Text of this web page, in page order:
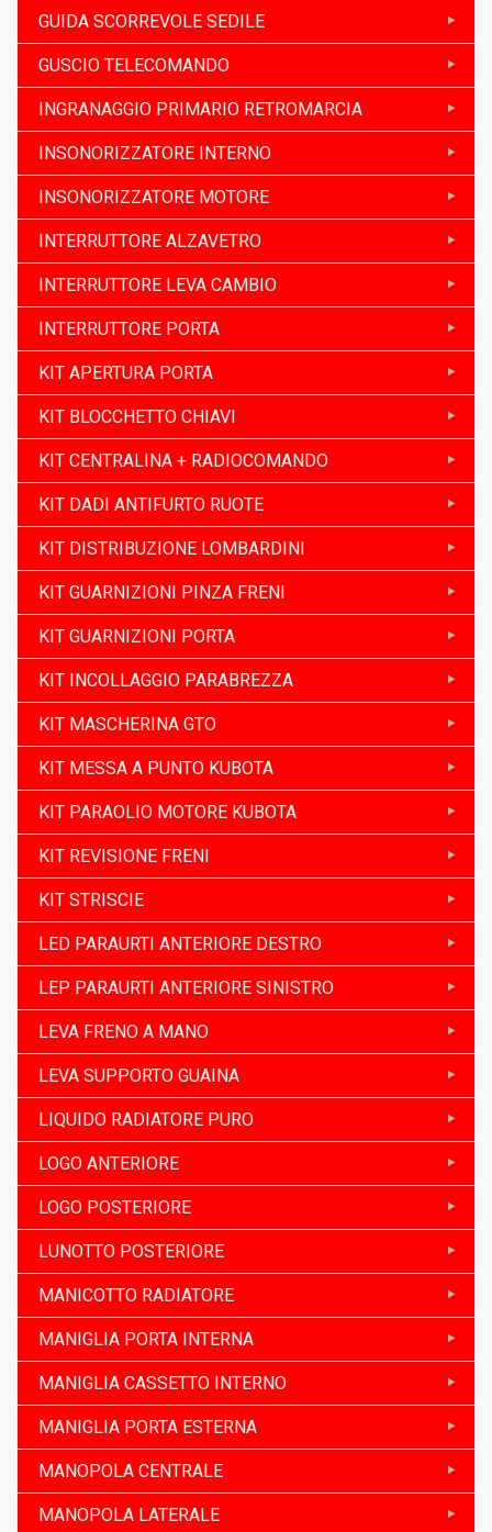
GUIDA SCORREVOLE SEDILE
GUSCIO TELECOMANDO
INGRANAGGIO PRIMARIO RETROMARCIA
INSONORIZZATORE INTERNO
INSONORIZZATORE MOTORE
INTERRUTTORE ALZAVETRO
INTERRUTTORE LEVA CAMBIO
INTERRUTTORE PORTA
KIT APERTURA PORTA
KIT BLOCCHETTO CHIAVI
KIT CENTRALINA + RADIOCOMANDO
KIT DADI ANTIFURTO RUOTE
KIT DISTRIBUZIONE LOMBARDINI
KIT GUARNIZIONI PINZA FRENI
KIT GUARNIZIONI PORTA
KIT INCOLLAGGIO PARABREZZA
KIT MASCHERINA GTO
KIT MESSA A PUNTO KUBOTA
KIT PARAOLIO MOTORE KUBOTA
KIT REVISIONE FRENI
KIT STRISCIE
LED PARAURTI ANTERIORE DESTRO
LEP PARAURTI ANTERIORE SINISTRO
LEVA FRENO A MANO
LEVA SUPPORTO GUAINA
LIQUIDO RADIATORE PURO
LOGO ANTERIORE
LOGO POSTERIORE
LUNOTTO POSTERIORE
MANICOTTO RADIATORE
MANIGLIA PORTA INTERNA
MANIGLIA CASSETTO INTERNO
MANIGLIA PORTA ESTERNA
MANOPOLA CENTRALE
MANOPOLA LATERALE